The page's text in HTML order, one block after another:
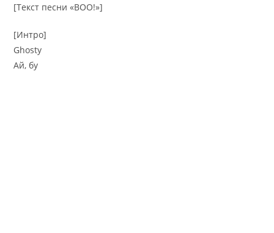
[Текст песни «BOO!»]
[Интро]
Ghosty
Ай, бу